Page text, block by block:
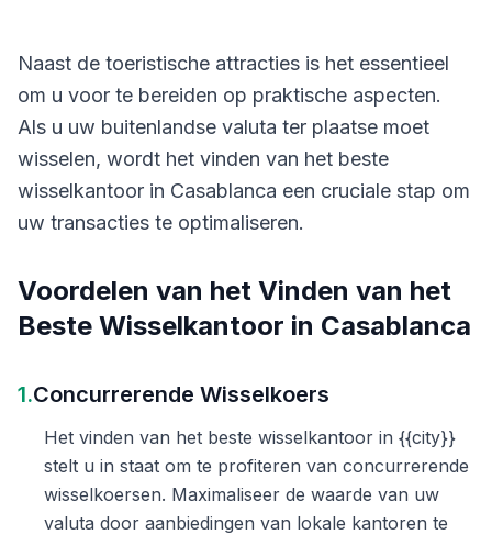
Naast de toeristische attracties is het essentieel
om u voor te bereiden op praktische aspecten.
Als u uw buitenlandse valuta ter plaatse moet
wisselen, wordt het vinden van het beste
wisselkantoor in Casablanca een cruciale stap om
uw transacties te optimaliseren.
Voordelen van het Vinden van het
Beste Wisselkantoor in Casablanca
1.Concurrerende Wisselkoers
Het vinden van het beste wisselkantoor in {{city}}
stelt u in staat om te profiteren van concurrerende
wisselkoersen. Maximaliseer de waarde van uw
valuta door aanbiedingen van lokale kantoren te